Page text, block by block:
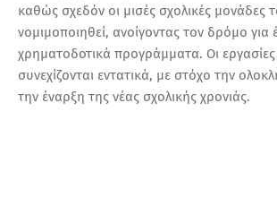
καθώς σχεδόν οι μισές σχολικές μονάδες
νομιμοποιηθεί, ανοίγοντας τον δρόμο για
χρηματοδοτικά προγράμματα. Οι
συνεχίζονται εντατικά, με στόχο την
την έναρξη της νέας σχολικής χρονιάς.